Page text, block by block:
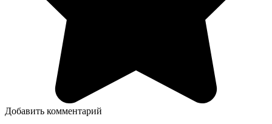
Добавить комментарий